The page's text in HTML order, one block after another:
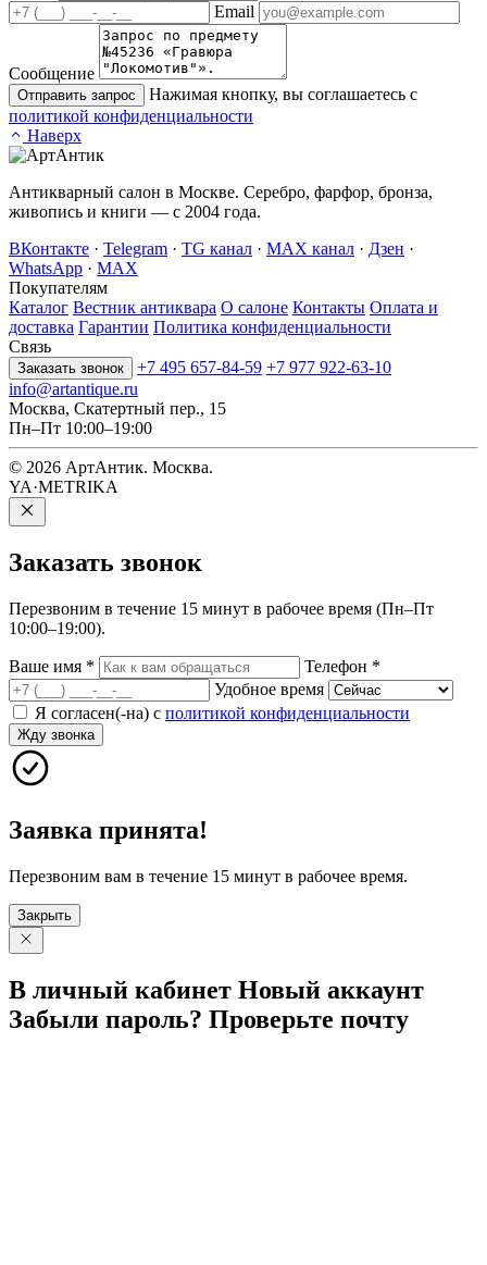
Email
Сообщение
Отправить запрос
Нажимая кнопку, вы соглашаетесь с
политикой конфиденциальности
Наверх
Антикварный салон в Москве. Серебро, фарфор, бронза,
живопись и книги — с 2004 года.
ВКонтакте · Telegram · TG канал · MAX канал · Дзен ·
WhatsApp · MAX
Покупателям
Каталог Вестник антиквара О салоне Контакты Оплата и
доставка Гарантии Политика конфиденциальности
Связь
Заказать звонок +7 495 657-84-59 +7 977 922-63-10
info@artantique.ru
Москва, Скатертный пер., 15
Пн–Пт 10:00–19:00
© 2026 АртАнтик. Москва.
YA·METRIKA
Заказать звонок
Перезвоним в течение 15 минут в рабочее время (Пн–Пт
10:00–19:00).
Ваше имя * Телефон *
Удобное время
Я согласен(-на) с политикой конфиденциальности
Жду звонка
Заявка принята!
Перезвоним вам в течение 15 минут в рабочее время.
Закрыть
В личный кабинет Новый аккаунт
Забыли пароль? Проверьте почту